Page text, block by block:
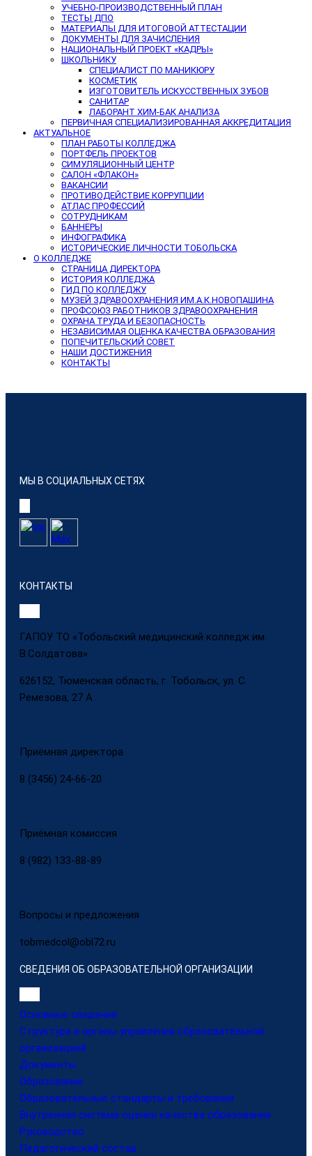
УЧЕБНО-ПРОИЗВОДСТВЕННЫЙ ПЛАН
ТЕСТЫ ДПО
МАТЕРИАЛЫ ДЛЯ ИТОГОВОЙ АТТЕСТАЦИИ
ДОКУМЕНТЫ ДЛЯ ЗАЧИСЛЕНИЯ
НАЦИОНАЛЬНЫЙ ПРОЕКТ «КАДРЫ»
ШКОЛЬНИКУ
СПЕЦИАЛИСТ ПО МАНИКЮРУ
КОСМЕТИК
ИЗГОТОВИТЕЛЬ ИСКУССТВЕННЫХ ЗУБОВ
САНИТАР
ЛАБОРАНТ ХИМ-БАК АНАЛИЗА
ПЕРВИЧНАЯ СПЕЦИАЛИЗИРОВАННАЯ АККРЕДИТАЦИЯ
АКТУАЛЬНОЕ
ПЛАН РАБОТЫ КОЛЛЕДЖА
ПОРТФЕЛЬ ПРОЕКТОВ
СИМУЛЯЦИОННЫЙ ЦЕНТР
САЛОН «ФЛАКОН»
ВАКАНСИИ
ПРОТИВОДЕЙСТВИЕ КОРРУПЦИИ
АТЛАС ПРОФЕССИЙ
СОТРУДНИКАМ
БАННЕРЫ
ИНФОГРАФИКА
ИСТОРИЧЕСКИЕ ЛИЧНОСТИ ТОБОЛЬСКА
О КОЛЛЕДЖЕ
СТРАНИЦА ДИРЕКТОРА
ИСТОРИЯ КОЛЛЕДЖА
ГИД ПО КОЛЛЕДЖУ
МУЗЕЙ ЗДРАВООХРАНЕНИЯ ИМ.А.К.НОВОПАШИНА
ПРОФСОЮЗ РАБОТНИКОВ ЗДРАВООХРАНЕНИЯ
ОХРАНА ТРУДА И БЕЗОПАСНОСТЬ
НЕЗАВИСИМАЯ ОЦЕНКА КАЧЕСТВА ОБРАЗОВАНИЯ
ПОПЕЧИТЕЛЬСКИЙ СОВЕТ
НАШИ ДОСТИЖЕНИЯ
КОНТАКТЫ
МЫ В СОЦИАЛЬНЫХ СЕТЯХ
КОНТАКТЫ
ГАПОУ ТО «Тобольский медицинский колледж им.
В.Солдатова»
626152, Тюменская область, г. Тобольск, ул. С.
Ремезова, 27 А
Приёмная директора
8 (3456) 24-66-20
Приёмная комиссия
8 (982) 133-88-89
Вопросы и предложения
tobmedcol@obl72.ru
СВЕДЕНИЯ ОБ ОБРАЗОВАТЕЛЬНОЙ ОРГАНИЗАЦИИ
Основные сведения
Структура и органы управления образовательной
организацией
Документы
Образование
Образовательные стандарты и требования
Внутренняя система оценки качества образования
Руководство
Педагогический состав